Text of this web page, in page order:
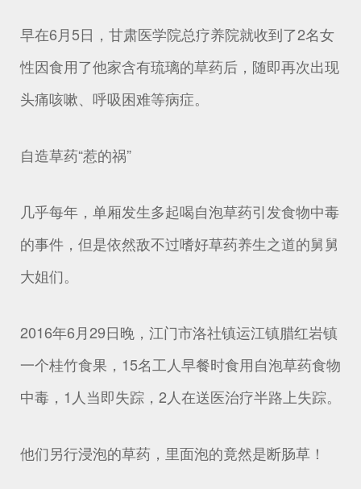
早在6月5日，甘肃医学院总疗养院就收到了2名女
性因食用了他家含有琉璃的草药后，随即再次出现
头痛咳嗽、呼吸困难等病症。
自造草药“惹的祸”
几乎每年，单厢发生多起喝自泡草药引发食物中毒
的事件，但是依然敌不过嗜好草药养生之道的舅舅
大姐们。
2016年6月29日晚，江门市洛社镇运江镇腊红岩镇
一个桂竹食果，15名工人早餐时食用自泡草药食物
中毒，1人当即失踪，2人在送医治疗半路上失踪。
他们另行浸泡的草药，里面泡的竟然是断肠草！